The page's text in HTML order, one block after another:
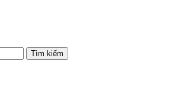
Tìm kiếm